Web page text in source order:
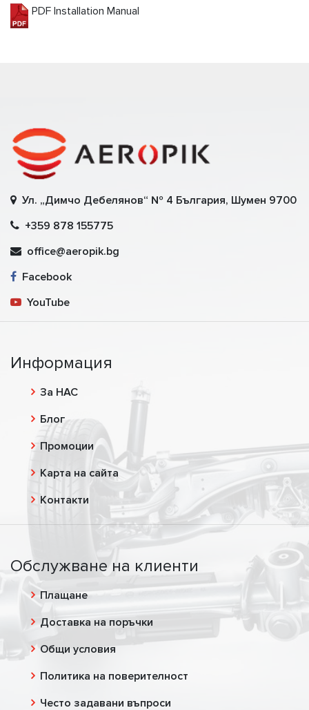
PDF Installation Manual
Ул. „Димчо Дебелянов“ № 4 България, Шумен 9700
+359 878 155775
office@aeropik.bg
Facebook
YouTube
Информация
За НАС
Блог
Промоции
Карта на сайта
Контакти
Обслужване на клиенти
Плащане
Доставка на поръчки
Общи условия
Политика на поверителност
Често задавани въпроси